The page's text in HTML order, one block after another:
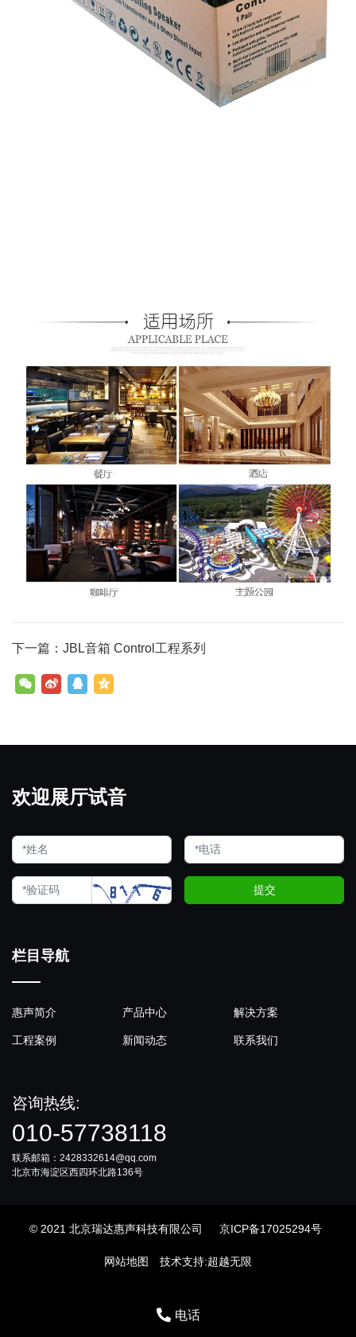
下一篇：JBL音箱 Control工程系列
欢迎展厅试音
提交
栏目导航
惠声简介 产品中心 解决方案
工程案例 新闻动态 联系我们
咨询热线:
010-57738118
联系邮箱：2428332614@qq.com
北京市海淀区西四环北路136号
© 2021 北京瑞达惠声科技有限公司 京ICP备17025294号
网站地图 技术支持:超越无限
电话